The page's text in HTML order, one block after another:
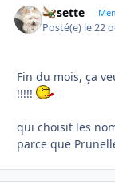
Rosette
Posté(e) le 22
Fin du mois, ça
!!!!!
qui choisit les
parce que